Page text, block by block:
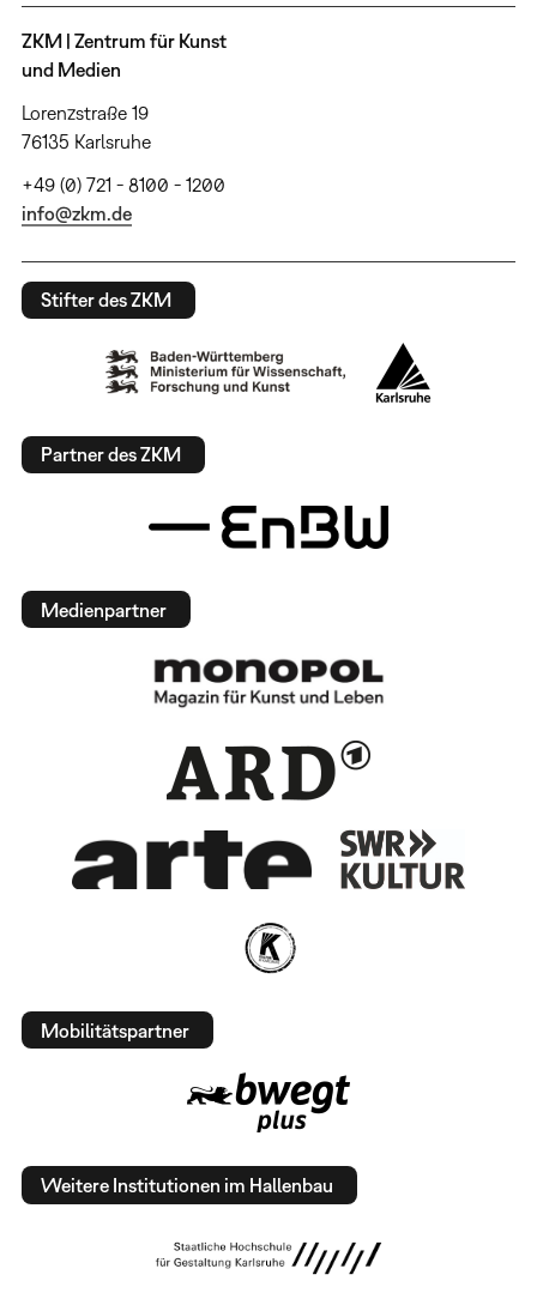
ZKM | Zentrum für Kunst
und Medien
Lorenzstraße 19
76135 Karlsruhe
+49 (0) 721 - 8100 - 1200
info@zkm.de
Stifter des ZKM
Partner des ZKM
Medienpartner
Mobilitätspartner
Weitere Institutionen im Hallenbau